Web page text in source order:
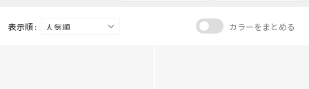
表示順 : カラーをまとめる